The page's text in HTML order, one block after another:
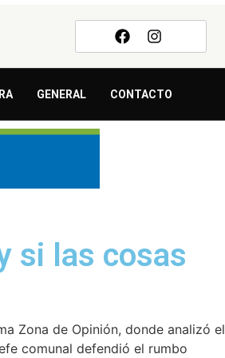
GENERAL CONTACTO
si las cosas
Zona de Opinión, donde analizó el
comunal defendió el rumbo